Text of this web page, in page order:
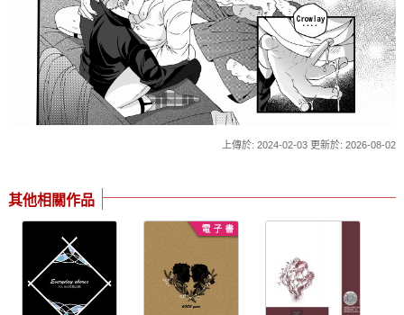
上傳於: 2024-02-03 更新於: 2026-08-02
其他相關作品